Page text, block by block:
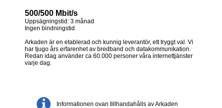
500/500 Mbit/s
Uppsägningstid: 3 månad
Ingen bindningstid
Arkaden är en etablerad och kunnig leverantör, ett tryggt val. Vi
har tjugo års erfarenhet av bredband och datakommunikation.
Redan idag använder ca 60.000 personer våra internettjänster
varje dag.
Informationen ovan tillhandahålls av Arkaden